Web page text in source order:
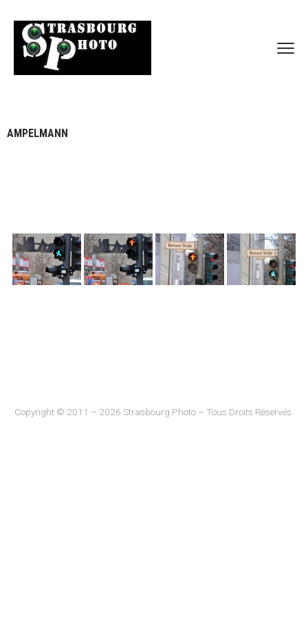
AMPELMANN
Copyright © 2011 – 2026 Strasbourg Photo – Tous Droits Réservés.